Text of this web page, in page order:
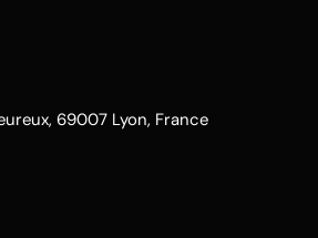
69007 Lyon, France